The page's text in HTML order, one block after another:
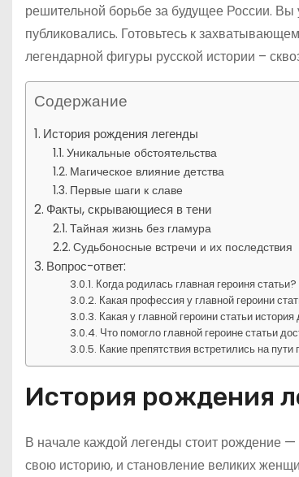
решительной борьбе за будущее России. Вы
публиковались. Готовьтесь к
легендарной фигуры русской истории –
Содержание
История рождения легенды
Уникальные обстоятельства
Магическое влияние детства
Первые шаги к славе
Факты, скрывающиеся в тени
Тайная жизнь без гламура
Судьбоносные встречи и их последствия
Вопрос-ответ:
Когда родилась главная героиня статьи?
Какая профессия у главной героини
Какая у главной героини статьи история
Что помогло главной героине статьи
Какие препятствия встретились на пути
История рождения
В начале каждой легенды стоит рождение
свою историю, и становление великих